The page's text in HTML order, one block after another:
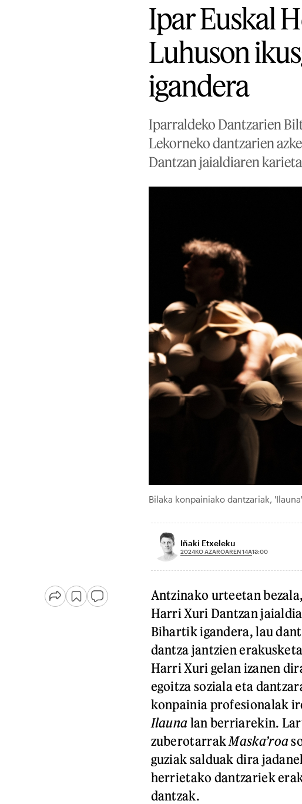
Ipar Euskal
Luhuson
igandera
Iparraldeko Dantzarien
Lekorneko dantzarien
Dantzan jaialdiaren
Bilaka konpainiako dantzariak,
Iñaki Etxeleku
2024KO AZAROAREN 14A13:00
Antzinako urteetan
Harri Xuri Dantzan
Bihartik igandera, lau
dantza jantzien
Harri Xuri gelan izanen
egoitza soziala eta
konpainia profesionalak
Ilauna lan berriarekin.
zuberotarrak Maska’roa
guziak salduak dira
herrietako dantzariek
dantzak.